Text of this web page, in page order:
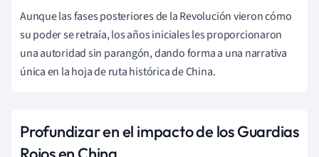
Aunque las fases posteriores de la Revolución vieron cómo
su poder se retraía, los años iniciales les proporcionaron
una autoridad sin parangón, dando forma a una narrativa
única en la hoja de ruta histórica de China.
Profundizar en el impacto de los Guardias